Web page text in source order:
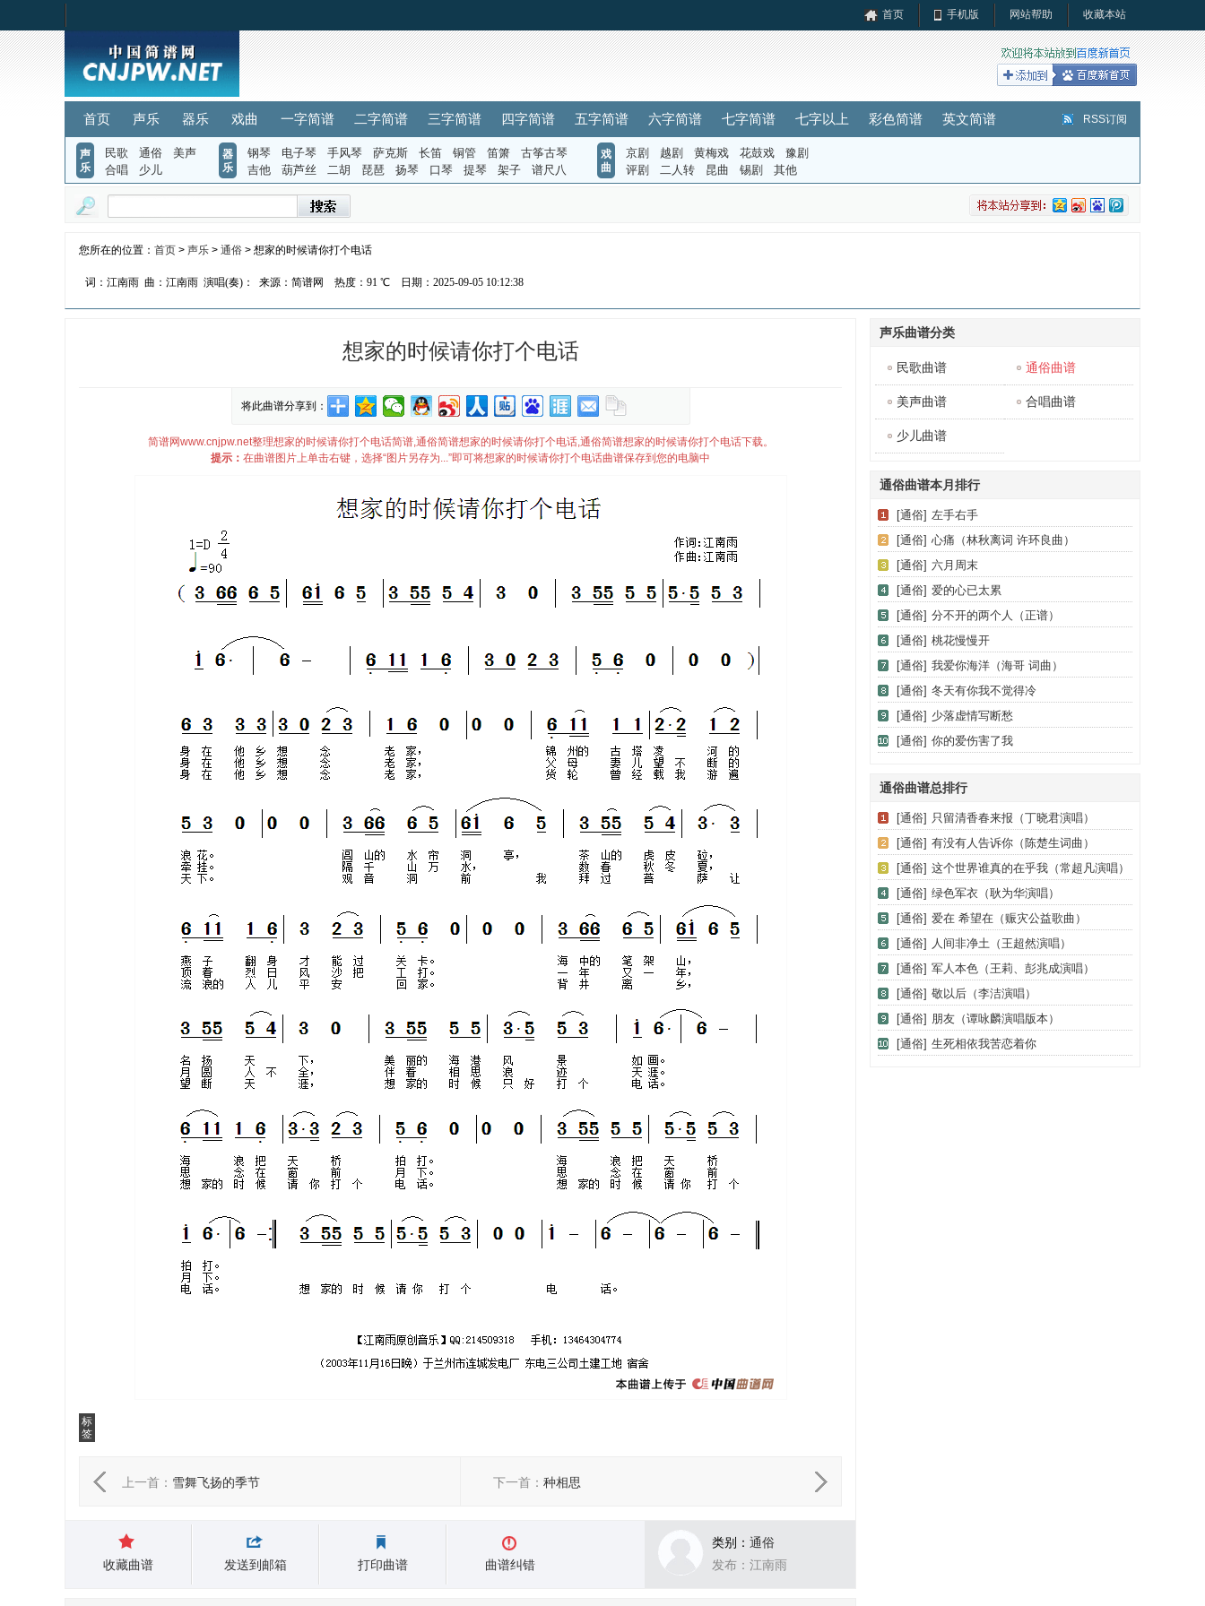
首页 手机版 网站帮助 收藏本站
首页 声乐 器乐 戏曲 一字简谱 二字简谱 三字简谱 四字简谱 五字简谱 六字简谱 七字简谱 七字以上 彩色简谱 英文简谱 RSS订阅
声
乐
民歌 通俗
美声
合唱
少儿
器
乐
钢琴 电子琴 手风琴 萨克斯 长笛 铜管 笛箫
古筝古琴
吉他
葫芦丝 二胡 琵琶 扬琴 口琴 提琴 架子 谱尺八
戏
曲
京剧 越剧 黄梅戏 花鼓戏
豫剧
评剧
二人转 昆曲 锡剧 其他
您所在的位置： 首页 > 声乐 > 通俗 > 想家的时候请你打个电话
词：江南雨 曲：江南雨 演唱(奏)： 来源：简谱网 热度： 91 ℃ 日期：2025-09-05 10:12:38
想家的时候请你打个电话
将此曲谱分享到：
简谱网www.cnjpw.net整理想家的时候请你打个电话简谱,通俗简谱想家的时候请你打个电话,通俗简谱想家的时候请你打个电话下载。
提示： 在曲谱图片上单击右键，选择“图片另存为...”即可将想家的时候请你打个电话曲谱保存到您的电脑中
标
签
上一首： 雪舞飞扬的季节 下一首： 种相思
收藏曲谱 发送到邮箱 打印曲谱 曲谱纠错
类别： 通俗
发布：江南雨
声乐曲谱分类
民歌曲谱 通俗曲谱
美声曲谱 合唱曲谱
少儿曲谱
通俗曲谱本月排行
[通俗] 左手右手
[通俗] 心痛（林秋离词 许环良曲）
[通俗] 六月周末
[通俗] 爱的心已太累
[通俗] 分不开的两个人（正谱）
[通俗] 桃花慢慢开
[通俗] 我爱你海洋（海哥 词曲）
[通俗] 冬天有你我不觉得冷
[通俗] 少落虚情写断愁
[通俗] 你的爱伤害了我
通俗曲谱总排行
[通俗] 只留清香春来报（丁晓君演唱）
[通俗] 有没有人告诉你（陈楚生词曲）
[通俗] 这个世界谁真的在乎我（常超凡演唱）
[通俗] 绿色军衣（耿为华演唱）
[通俗] 爱在 希望在（赈灾公益歌曲）
[通俗] 人间非净土（王超然演唱）
[通俗] 军人本色（王莉、彭兆成演唱）
[通俗] 敬以后（李洁演唱）
[通俗] 朋友（谭咏麟演唱版本）
[通俗] 生死相依我苦恋着你